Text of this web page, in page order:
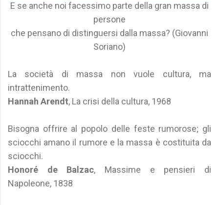
E se anche noi facessimo parte della gran massa di
persone
che pensano di distinguersi dalla massa? (Giovanni
Soriano)
La società di massa non vuole cultura, ma
intrattenimento.
Hannah Arendt, La crisi della cultura, 1968
Bisogna offrire al popolo delle feste rumorose; gli
sciocchi amano il rumore e la massa è costituita da
sciocchi.
Honoré de Balzac, Massime e pensieri di
Napoleone, 1838